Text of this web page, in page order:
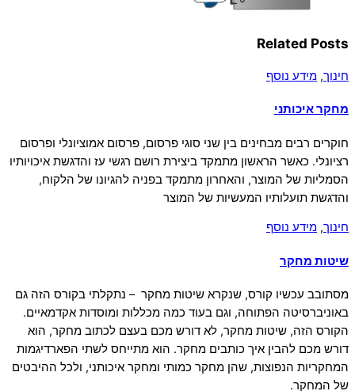
Related Posts
חינוך, מידע נוסף
מחקר איכותני
חוקרים רבים מבחינים בין שני סוגי פרסום, פרסום אמוציונלי ופרסום
רציונלי. כאשר הראשון מתמקד ביצירת רושם רגשי עז והדגשת איכויותיו
הסמליות של המוצר, והאחרון מתמקד בפניה להגיונו של הלקוח,
והדגשת תועלותיו המעשיות של המוצר
חינוך, מידע נוסף
שיטות מחקר
מסתובב עכשיו קורס, שנקרא שיטות מחקר – נתקלתי בקורס הזה גם
באוניברסיטה הפתוחה, וגם בעוד כמה מכללות ומוסדות אקדמאיים.
הקורס הזה, שיטות מחקר, לא דורש מכם בעצם לכתוב מחקר, הוא
דורש מכם להבין איך כותבים מחקר. הוא מתייחס לשתי הפארדיגמות
המחקריות הנפוצות, שהן מחקר כמותי ומחקר איכותני, ולכל ההיבטים
של המחקר.